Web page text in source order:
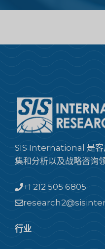
SIS International 是客
集和分析以及战略咨询
+1 212 505 6805
行业